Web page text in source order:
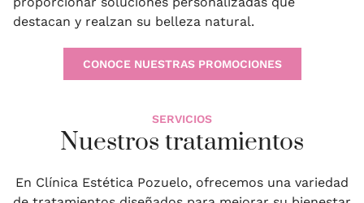
destacan y realzan su belleza natural.
CONOCE NUESTRAS PROMOCIONES
SERVICIOS
Nuestros tratamientos
En Clínica Estética Pozuelo, ofrecemos una variedad